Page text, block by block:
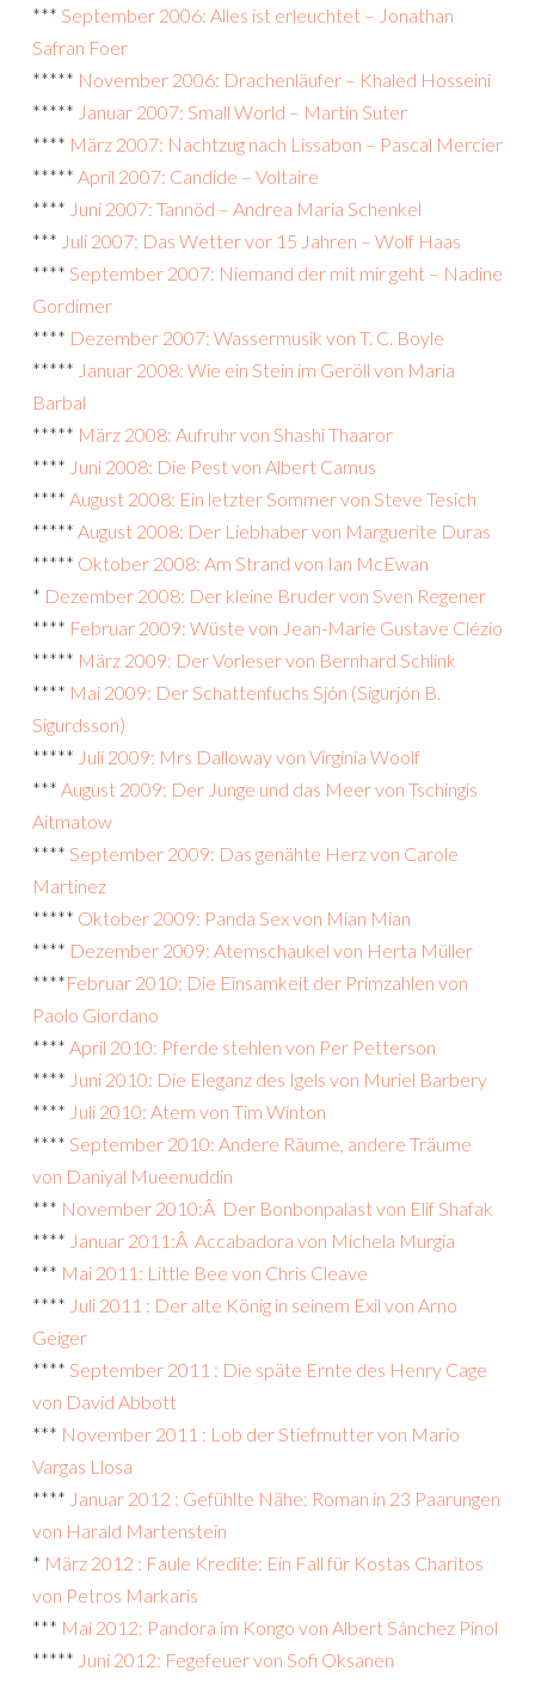
*** September 2006: Alles ist erleuchtet – Jonathan
Safran Foer
***** November 2006: Drachenläufer – Khaled Hosseini
***** Januar 2007: Small World – Martin Suter
**** März 2007: Nachtzug nach Lissabon – Pascal Mercier
***** April 2007: Candide – Voltaire
**** Juni 2007: Tannöd – Andrea Maria Schenkel
*** Juli 2007: Das Wetter vor 15 Jahren – Wolf Haas
**** September 2007: Niemand der mit mir geht – Nadine
Gordimer
**** Dezember 2007: Wassermusik von T. C. Boyle
***** Januar 2008: Wie ein Stein im Geröll von Maria
Barbal
***** März 2008: Aufruhr von Shashi Thaaror
**** Juni 2008: Die Pest von Albert Camus
**** August 2008: Ein letzter Sommer von Steve Tesich
***** August 2008: Der Liebhaber von Marguerite Duras
***** Oktober 2008: Am Strand von Ian McEwan
* Dezember 2008: Der kleine Bruder von Sven Regener
**** Februar 2009: Wüste von Jean-Marie Gustave Clézio
***** März 2009: Der Vorleser von Bernhard Schlink
**** Mai 2009: Der Schattenfuchs Sjón (Sigurjón B.
Sigurdsson)
***** Juli 2009: Mrs Dalloway von Virginia Woolf
*** August 2009: Der Junge und das Meer von Tschingis
Aitmatow
**** September 2009: Das genähte Herz von Carole
Martinez
***** Oktober 2009: Panda Sex von Mian Mian
**** Dezember 2009: Atemschaukel von Herta Müller
****Februar 2010: Die Einsamkeit der Primzahlen von
Paolo Giordano
**** April 2010: Pferde stehlen von Per Petterson
**** Juni 2010: Die Eleganz des Igels von Muriel Barbery
**** Juli 2010: Atem von Tim Winton
**** September 2010: Andere Räume, andere Träume
von Daniyal Mueenuddin
*** November 2010:Â Der Bonbonpalast von Elif Shafak
**** Januar 2011:Â Accabadora von Michela Murgia
*** Mai 2011: Little Bee von Chris Cleave
**** Juli 2011 : Der alte König in seinem Exil von Arno
Geiger
**** September 2011 : Die späte Ernte des Henry Cage
von David Abbott
*** November 2011 : Lob der Stiefmutter von Mario
Vargas Llosa
**** Januar 2012 : Gefühlte Nähe: Roman in 23 Paarungen
von Harald Martenstein
* März 2012 : Faule Kredite: Ein Fall für Kostas Charitos
von Petros Markaris
*** Mai 2012: Pandora im Kongo von Albert Sánchez Pinol
***** Juni 2012: Fegefeuer von Sofi Oksanen